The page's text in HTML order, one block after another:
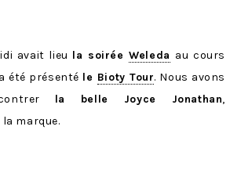
avait lieu la soiréeWeleda au cours
été présenté le Bioty Tour. Nous avons
la belle Joyce Jonathan,
marque.